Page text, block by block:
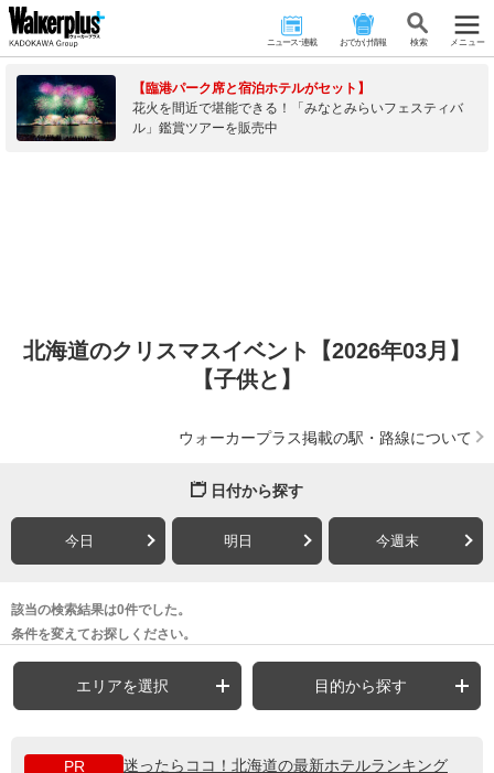
ニュース･連載 おでかけ情報 検 索 メニュー
【臨港パーク席と宿泊ホテルがセット】
花火を間近で堪能できる！「みなとみらいフェスティバ
ル」鑑賞ツアーを販売中
北海道のクリスマスイベント【2026年03月】
【子供と】
ウォーカープラス掲載の駅・路線について
日付から探す
今日 明日 今週末
該当の検索結果は0件でした。
条件を変えてお探しください。
エリアを選択 目的から探す
PR
迷ったらココ！北海道の最新ホテルランキング